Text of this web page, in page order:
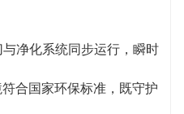
净化系统同步运行，瞬时
合国家环保标准，既守护